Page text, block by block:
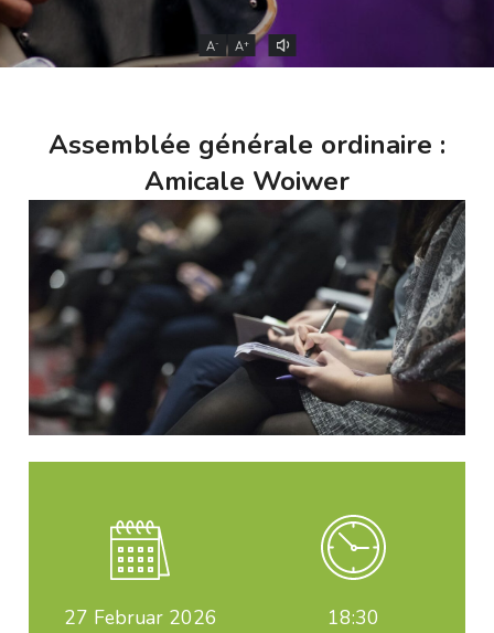
A- A+
Assemblée générale ordinaire :
Amicale Woiwer
27 Februar 2026 18:30